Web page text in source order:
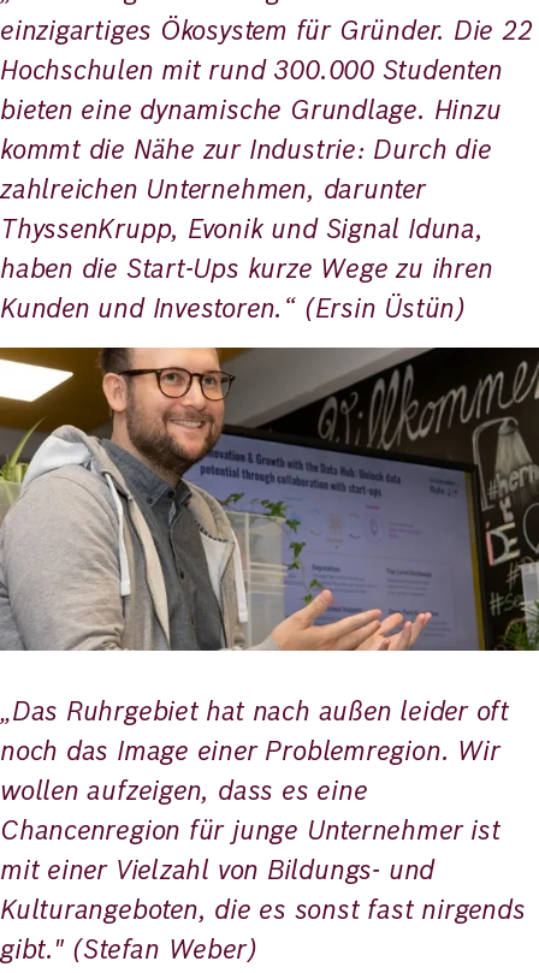
einzigartiges Ökosystem für Gründer. Die 22
Hochschulen mit rund 300.000 Studenten
bieten eine dynamische Grundlage. Hinzu
kommt die Nähe zur Industrie: Durch die
zahlreichen Unternehmen, darunter
ThyssenKrupp, Evonik und Signal Iduna,
haben die Start-Ups kurze Wege zu ihren
Kunden und Investoren.“ (Ersin Üstün)
Bild
„Das Ruhrgebiet hat nach außen leider oft
noch das Image einer Problemregion. Wir
wollen aufzeigen, dass es eine
Chancenregion für junge Unternehmer ist
mit einer Vielzahl von Bildungs- und
Kulturangeboten, die es sonst fast nirgends
gibt." (Stefan Weber)